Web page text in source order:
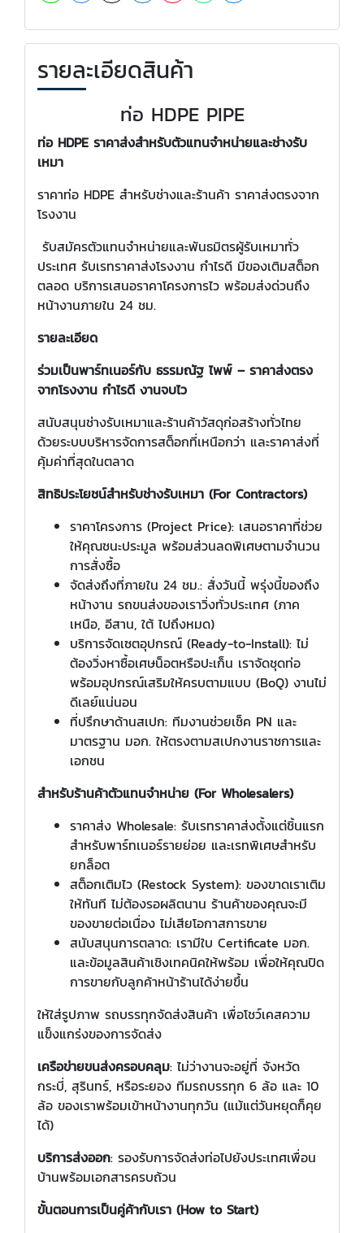
รายละเอียดสินค้า
ท่อ HDPE PIPE
ท่อ HDPE ราคาส่งสำหรับตัวแทนจำหน่ายและช่างรับ
เหมา
ราคาท่อ HDPE สำหรับช่างและร้านค้า ราคาส่งตรงจาก
โรงงาน
รับสมัครตัวแทนจำหน่ายและพันธมิตรผู้รับเหมาทั่ว
ประเทศ รับเรทราคาส่งโรงงาน กำไรดี มีของเติมสต็อก
ตลอด บริการเสนอราคาโครงการไว พร้อมส่งด่วนถึง
หน้างานภายใน 24 ชม.
รายละเอียด
ร่วมเป็นพาร์ทเนอร์กับ ธรรมณัฐ ไพพ์ – ราคาส่งตรง
จากโรงงาน กำไรดี งานจบไว
สนับสนุนช่างรับเหมาและร้านค้าวัสดุก่อสร้างทั่วไทย
ด้วยระบบบริหารจัดการสต็อกที่เหนือกว่า และราคาส่งที่
คุ้มค่าที่สุดในตลาด
สิทธิประโยชน์สำหรับช่างรับเหมา (For Contractors)
ราคาโครงการ (Project Price): เสนอราคาที่ช่วย
ให้คุณชนะประมูล พร้อมส่วนลดพิเศษตามจำนวน
การสั่งซื้อ
จัดส่งถึงที่ภายใน 24 ชม.: สั่งวันนี้ พรุ่งนี้ของถึง
หน้างาน รถขนส่งของเราวิ่งทั่วประเทศ (ภาค
เหนือ, อีสาน, ใต้ ไปถึงหมด)
บริการจัดเซตอุปกรณ์ (Ready-to-Install): ไม่
ต้องวิ่งหาซื้อเศษน็อตหรือปะเก็น เราจัดชุดท่อ
พร้อมอุปกรณ์เสริมให้ครบตามแบบ (BoQ) งานไม่
ดีเลย์แน่นอน
ที่ปรึกษาด้านสเปก: ทีมงานช่วยเช็ค PN และ
มาตรฐาน มอก. ให้ตรงตามสเปกงานราชการและ
เอกชน
สำหรับร้านค้าตัวแทนจำหน่าย (For Wholesalers)
ราคาส่ง Wholesale: รับเรทราคาส่งตั้งแต่ชิ้นแรก
สำหรับพาร์ทเนอร์รายย่อย และเรทพิเศษสำหรับ
ยกล็อต
สต็อกเติมไว (Restock System): ของขาดเราเติม
ให้ทันที ไม่ต้องรอผลิตนาน ร้านค้าของคุณจะมี
ของขายต่อเนื่อง ไม่เสียโอกาสการขาย
สนับสนุนการตลาด: เรามีใบ Certificate มอก.
และข้อมูลสินค้าเชิงเทคนิคให้พร้อม เพื่อให้คุณปิด
การขายกับลูกค้าหน้าร้านได้ง่ายขึ้น
ให้ใส่รูปภาพ รถบรรทุกจัดส่งสินค้า เพื่อโชว์เคสความ
แข็งแกร่งของการจัดส่ง
เครือข่ายขนส่งครอบคลุม: ไม่ว่างานจะอยู่ที่ จังหวัด
กระบี่, สุรินทร์, หรือระยอง ทีมรถบรรทุก 6 ล้อ และ 10
ล้อ ของเราพร้อมเข้าหน้างานทุกวัน (แม้แต่วันหยุดก็คุย
ได้)
บริการส่งออก: รองรับการจัดส่งท่อไปยังประเทศเพื่อน
บ้านพร้อมเอกสารครบถ้วน
ขั้นตอนการเป็นคู่ค้ากับเรา (How to Start)